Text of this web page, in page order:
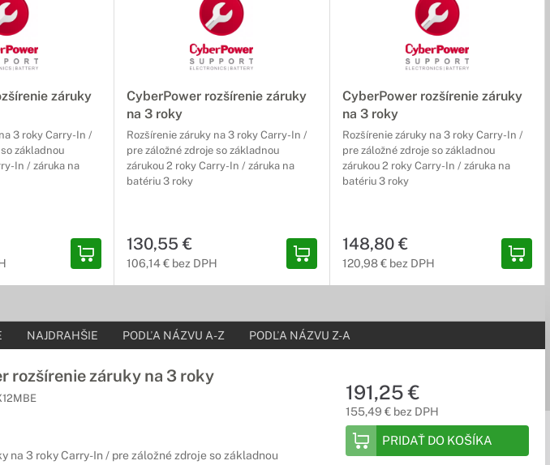
záruky
3 roky Carry-In /
základnou
In / záruka na
CyberPower rozšírenie záruky
na 3 roky
Rozšírenie záruky na 3 roky Carry-In /
pre záložné zdroje so základnou
zárukou 2 roky Carry-In / záruka na
batériu 3 roky
130,55 €
106,14 € bez DPH
CyberPower rozšírenie záruky
na 3 roky
Rozšírenie záruky na 3 roky Carry-In /
pre záložné zdroje so základnou
zárukou 2 roky Carry-In / záruka na
batériu 3 roky
148,80 €
120,98 € bez DPH
NAJDRAHŠIE PODĽA NÁZVU A-Z PODĽA NÁZVU Z-A
rozšírenie záruky na 3 roky
na 3 roky Carry-In / pre záložné zdroje so základnou
191,25 €
155,49 € bez DPH
PRIDAŤ DO KOŠÍKA